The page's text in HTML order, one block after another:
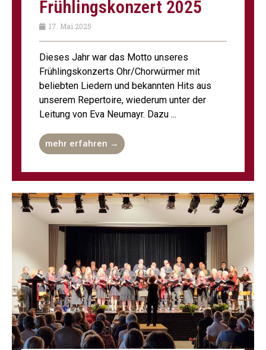
Frühlings­konzert 2025
17. Mai 2025
Dieses Jahr war das Motto unseres
Frühlingskonzerts Ohr/Chorwürmer mit
beliebten Liedern und bekannten Hits aus
unserem Repertoire, wiederum unter der
Leitung von Eva Neumayr. Dazu ...
mehr erfahren →